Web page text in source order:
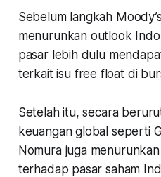
Sebelum langkah
menurunkan outlook
pasar lebih dulu
terkait isu free floatdi
Setelah itu, secara
keuangan global seperti
Nomura juga
terhadap pasar saham